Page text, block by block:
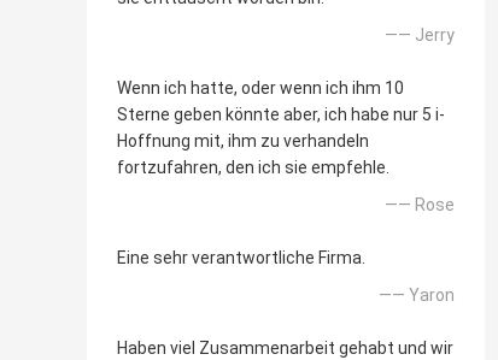
—— Jerry
Wenn ich hatte, oder wenn ich ihm 10
Sterne geben könnte aber, ich habe nur 5 i-
Hoffnung mit, ihm zu verhandeln
fortzufahren, den ich sie empfehle.
—— Rose
Eine sehr verantwortliche Firma.
—— Yaron
Haben viel Zusammenarbeit gehabt und wir